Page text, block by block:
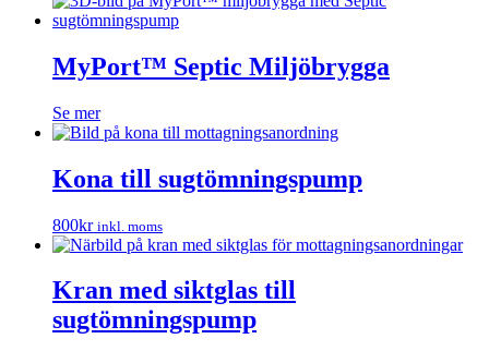
MyPort™ Septic Miljöbrygga
Se mer
Kona till sugtömningspump
800kr inkl. moms
Kran med siktglas till
sugtömningspump